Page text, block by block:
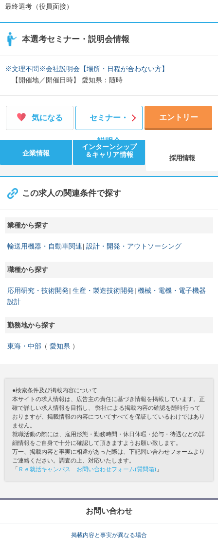
最終選考（役員面接）
本選考セミナー・説明会情報
※文理不問※会社説明会【場所・日程が合わない方】
【開催地／開催日時】 愛知県：随時
気になる セミナー・
説明会
エントリー
企業情報
インターンシップ
＆キャリア情報
採用情報
この求人の関連条件で探す
業種から探す
輸送用機器・自動車関連 設計・開発・アウトソーシング
職種から探す
応用研究・技術開発 生産・製造技術開発 機械・電機・電子機器
設計
勤務地から探す
東海・中部 愛知県
●検索条件及び掲載内容について
本サイトの求人情報は、広告主の責任に基づき情報を掲載しています。正
確で詳しい求人情報を目指し、 弊社による掲載内容の確認を随時行って
おりますが、掲載情報の内容についてすべてを保証しているわけではあり
ません。
就職活動の際には、雇用形態・勤務時間・休日休暇・給与・待遇などの詳
細情報をご自身で十分に確認して頂きますようお願い致します。
万一、掲載内容と事実に相違があった際は、下記問い合わせフォームより
ご連絡ください。調査の上、対応いたします。
「 Ｒｅ就活キャンパス お問い合わせフォーム(質問箱) 」
お問い合わせ
掲載内容と事実が異なる場合